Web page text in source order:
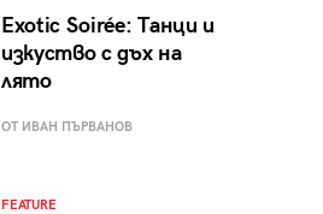
Exotic Soirée: Танци и
изкуство с дъх на
лято
ОТ ИВАН ПЪРВАНОВ
FEATURE